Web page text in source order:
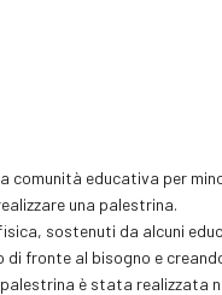
comunità educativa per
una palestrina.
sostenuti da alcuni
di fronte al bisogno e
è stata realizzata